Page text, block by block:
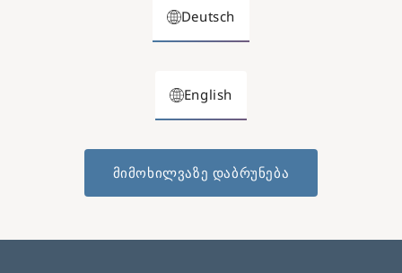
Deutsch
English
მიმოხილვაზე დაბრუნება